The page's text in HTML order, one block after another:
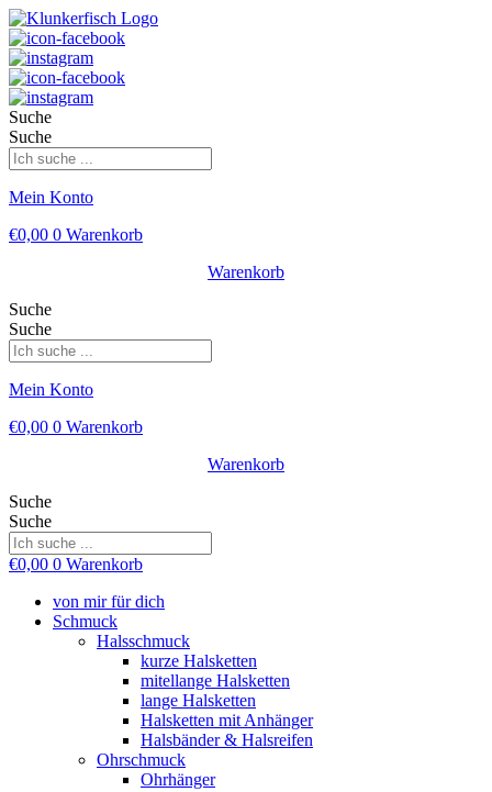
Suche
Suche
Mein Konto
€0,00 0 Warenkorb
Warenkorb
Suche
Suche
Mein Konto
€0,00 0 Warenkorb
Warenkorb
Suche
Suche
€0,00 0 Warenkorb
von mir für dich
Schmuck
Halsschmuck
kurze Halsketten
mitellange Halsketten
lange Halsketten
Halsketten mit Anhänger
Halsbänder & Halsreifen
Ohrschmuck
Ohrhänger